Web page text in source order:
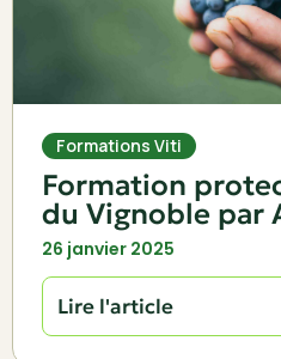
Formations Viti
Formation
du Vignoble par
26 janvier 2025
Lire l'article